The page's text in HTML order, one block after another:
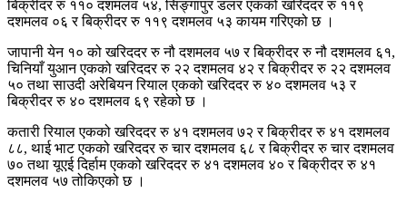
बिक्रीदर रु ११० दशमलव ५४, सिङ्गापुर डलर एकको खरिददर रु ११९
दशमलव ०६ र बिक्रीदर रु ११९ दशमलव ५३ कायम गरिएको छ ।
जापानी येन १० को खरिददर रु नौ दशमलव ५७ र बिक्रीदर रु नौ दशमलव ६१,
चिनियाँ युआन एकको खरिददर रु २२ दशमलव ४२ र बिक्रीदर रु २२ दशमलव
५० तथा साउदी अरेबियन रियाल एकको खरिददर रु ४० दशमलव ५३ र
बिक्रीदर रु ४० दशमलव ६९ रहेको छ ।
कतारी रियाल एकको खरिददर रु ४१ दशमलव ७२ र बिक्रीदर रु ४१ दशमलव
८८, थाई भाट एकको खरिददर रु चार दशमलव ६८ र बिक्रीदर रु चार दशमलव
७० तथा यूएई दिर्हाम एकको खरिददर रु ४१ दशमलव ४० र बिक्रीदर रु ४१
दशमलव ५७ तोकिएको छ ।